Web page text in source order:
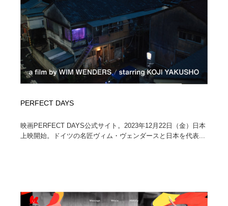
PERFECT DAYS
映画PERFECT DAYS公式サイト。2023年12月22日（金）日本
上映開始。ドイツの名匠ヴィム・ヴェンダースと日本を代表...